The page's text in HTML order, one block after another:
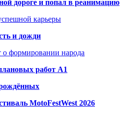
дороге и попал в реанимацию
карьеры
и дожди
о формировании народа
работ A1
MotoFestWest 2026